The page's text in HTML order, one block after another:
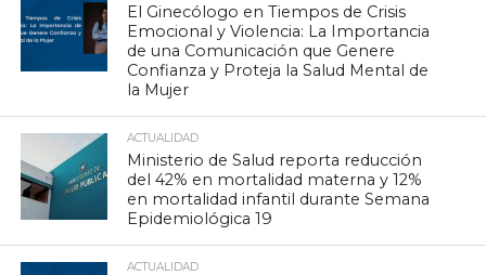
El Ginecólogo en Tiempos de Crisis
Emocional y Violencia: La Importancia
de una Comunicación que Genere
Confianza y Proteja la Salud Mental de
la Mujer
ACTUALIDAD
Ministerio de Salud reporta reducción
del 42% en mortalidad materna y 12%
en mortalidad infantil durante Semana
Epidemiológica 19
ACTUALIDAD